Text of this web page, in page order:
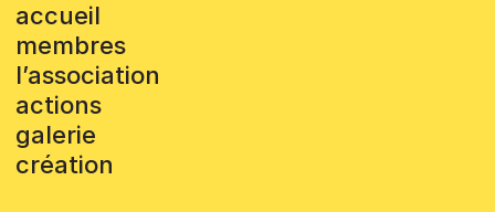
accueil
membres
l’association
actions
galerie
création